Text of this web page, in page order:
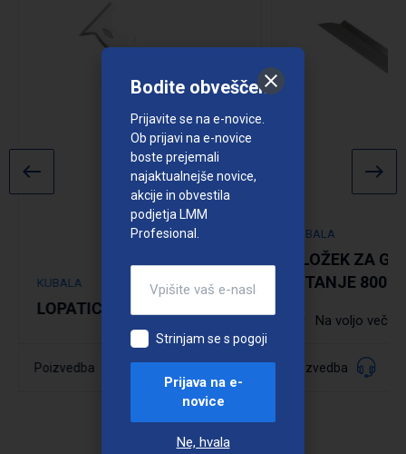
KUBALA
LOPATICA UNIVERZALNA
Poizvedba 035682
KUBALA
VLOŽEK ZA
KITANJE 800
Na voljo več
Poizvedba
Bodite obveščeni
Prijavite se na e-novice.
Ob prijavi na e-novice
boste prejemali
najaktualnejše novice,
akcije in obvestila
podjetja LMM
Profesional.
Strinjam se s pogoji
Prijava na e-
novice
Ne, hvala